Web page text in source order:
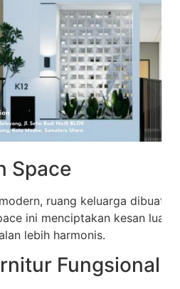
Space
ruang keluarga dibuat
ini menciptakan kesan luas
lebih harmonis.
Fungsional